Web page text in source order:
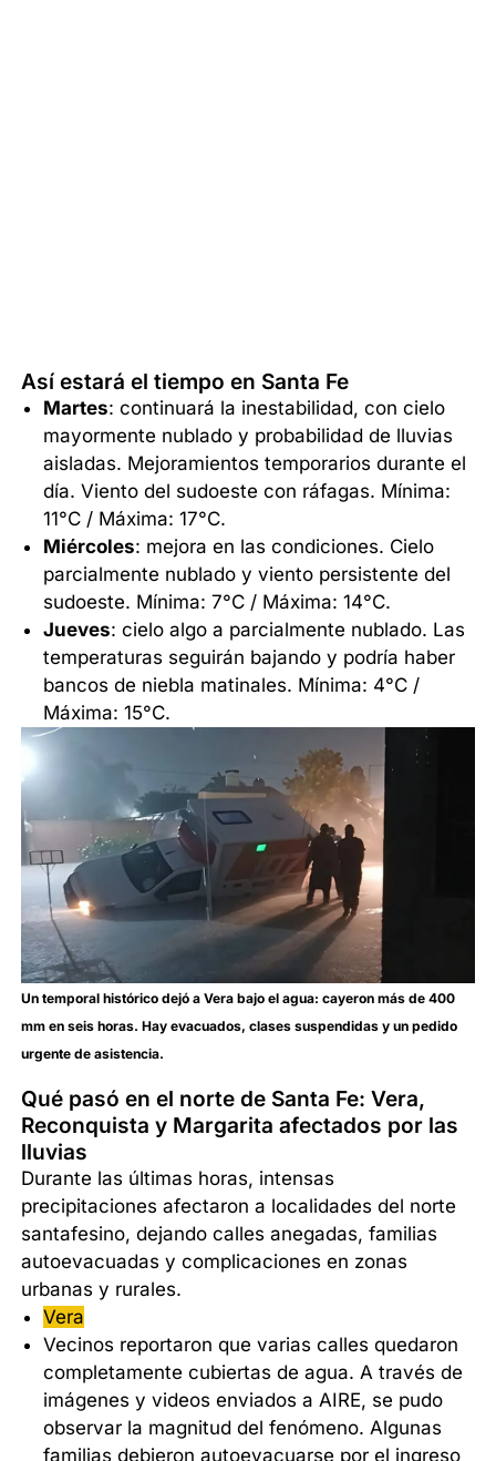
Así estará el tiempo en Santa Fe
Martes: continuará la inestabilidad, con cielo
mayormente nublado y probabilidad de lluvias
aisladas. Mejoramientos temporarios durante el
día. Viento del sudoeste con ráfagas. Mínima:
11°C / Máxima: 17°C.
Miércoles: mejora en las condiciones. Cielo
parcialmente nublado y viento persistente del
sudoeste. Mínima: 7°C / Máxima: 14°C.
Jueves: cielo algo a parcialmente nublado. Las
temperaturas seguirán bajando y podría haber
bancos de niebla matinales. Mínima: 4°C /
Máxima: 15°C.
Un temporal histórico dejó a Vera bajo el agua: cayeron más de 400
mm en seis horas. Hay evacuados, clases suspendidas y un pedido
urgente de asistencia.
Qué pasó en el norte de Santa Fe: Vera,
Reconquista y Margarita afectados por las
lluvias
Durante las últimas horas, intensas
precipitaciones afectaron a localidades del norte
santafesino, dejando calles anegadas, familias
autoevacuadas y complicaciones en zonas
urbanas y rurales.
Vera
Vecinos reportaron que varias calles quedaron
completamente cubiertas de agua. A través de
imágenes y videos enviados a AIRE, se pudo
observar la magnitud del fenómeno. Algunas
familias debieron autoevacuarse por el ingreso